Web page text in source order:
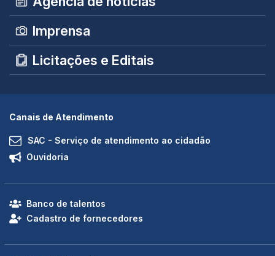
Imprensa
Licitações e Editais
Canais de Atendimento
SAC - Serviço de atendimento ao cidadão
Ouvidoria
Banco de talentos
Cadastro de fornecedores